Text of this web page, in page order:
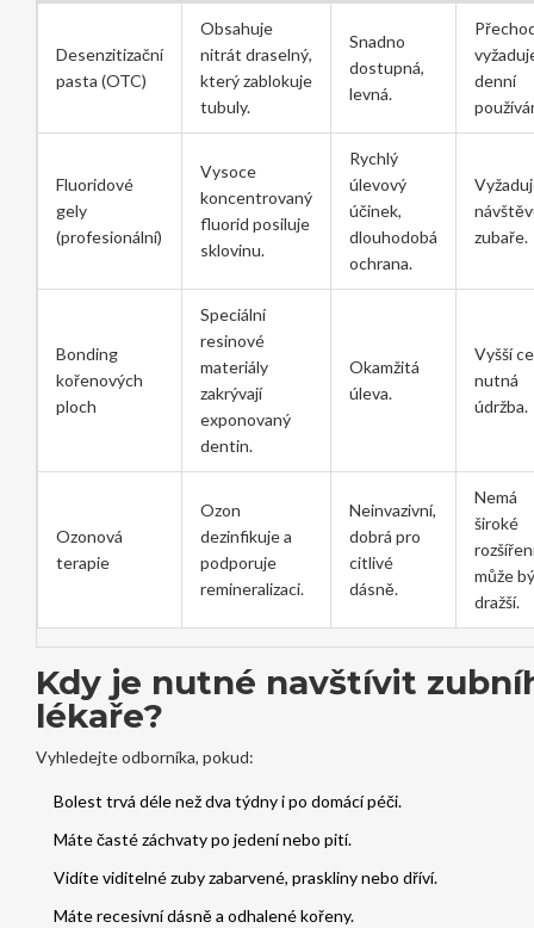
Desenzitizační
pasta (OTC)
Obsahuje
nitrát draselný,
který zablokuje
tubuly.
Snadno
dostupná,
levná.
denní
Fluoridové
gely
(profesionální)
Vysoce
koncentrovaný
fluorid posiluje
sklovinu.
Rychlý
úlevový
účinek,
dlouhodobá
ochrana.
zubaře.
Bonding
kořenových
ploch
Speciální
resinové
materiály
zakrývají
exponovaný
dentin.
Okamžitá
úleva.
Vyšší
nutná
údržba.
Ozonová
terapie
Ozon
dezinfikuje a
podporuje
remineralizaci.
Neinvazivní,
dobrá pro
citlivé
dásně.
Nemá
široké
může
dražší.
Kdy je nutné navštívit
lékaře?
Vyhledejte odborníka, pokud:
Bolest trvá déle než dva týdny i po domácí péči.
Máte časté záchvaty po jedení nebo pití.
Vidíte viditelné zuby zabarvené, praskliny nebo dříví.
Máte recesivní dásně a odhalené kořeny.